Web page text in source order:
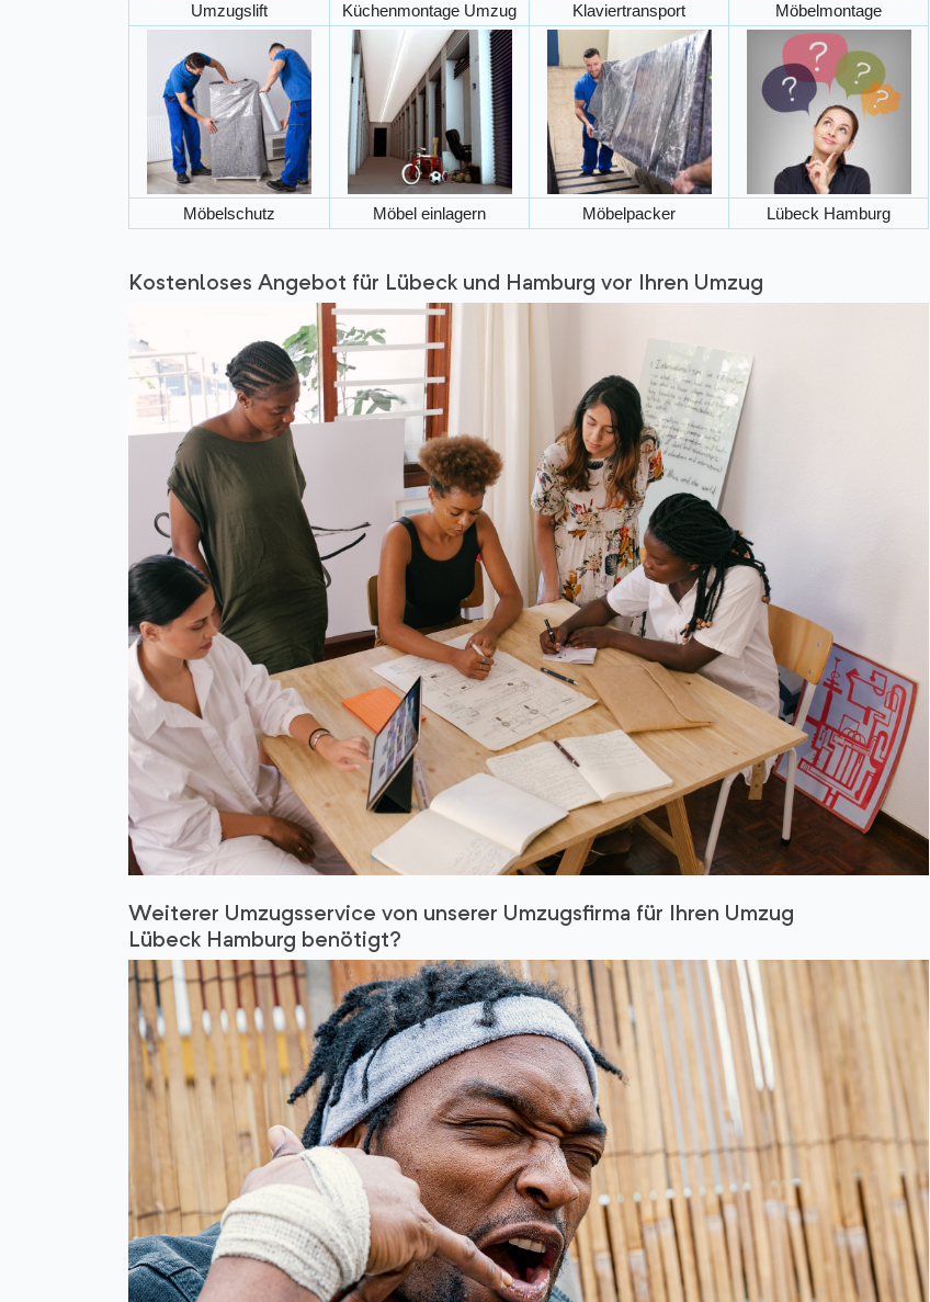
Umzugslift Küchenmontage Umzug Klaviertransport Möbelmontage
Möbelschutz Möbel einlagern Möbelpacker Lübeck Hamburg
Kostenloses Angebot für Lübeck und Hamburg vor Ihren Umzug
Weiterer Umzugsservice von unserer Umzugsfirma für Ihren Umzug
Lübeck Hamburg benötigt?